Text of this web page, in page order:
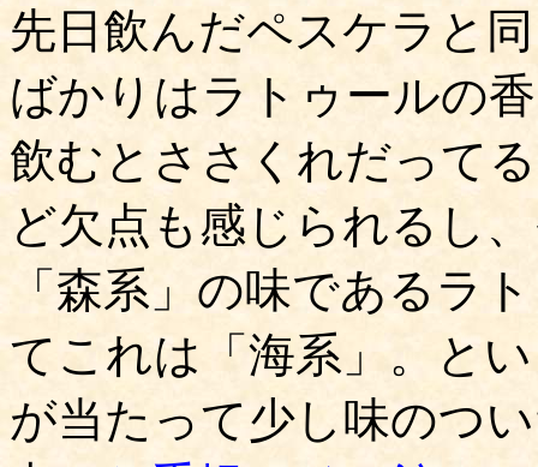
先日飲んだペスケラと
ばかりはラトゥールの
飲むとささくれだって
ど欠点も感じられるし
「森系」の味であるラ
てこれは「海系」。と
が当たって少し味のつ